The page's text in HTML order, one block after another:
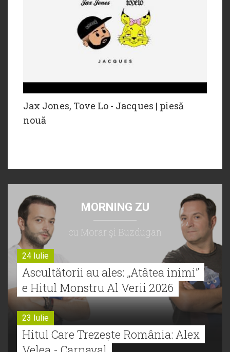
Jax Jones, Tove Lo - Jacques | piesă
nouă
MORNING ZU
cu Morar şi Buzdugan
24 Iulie
Ascultătorii au ales: „Atâtea inimi”
e Hitul Monstru Al Verii 2026
23 Iulie
Hitul Care Trezește România: Alex